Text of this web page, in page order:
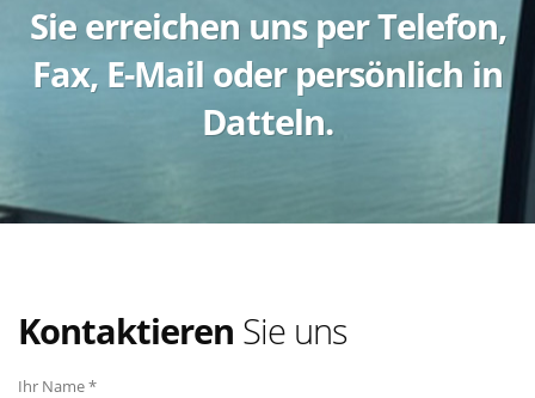
Sie erreichen uns per Telefon,
Fax, E-Mail oder persönlich in
Datteln.
Kontaktieren Sie uns
Ihr Name *